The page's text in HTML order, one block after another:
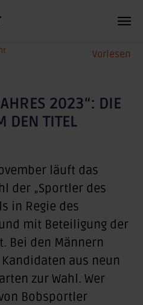
Vorlesen
2023“: DIE
DEN TITEL
läuft das
der „Sportler des
in Regie des
mit Beteiligung der
Bei den Männern
aus neun
zur Wahl. Wer
Bobsportler